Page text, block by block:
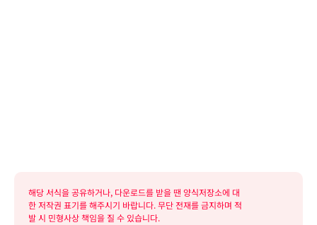
해당 서식을 공유하거나, 다운로드를 받을 땐 양식저장소에 대
한 저작권 표기를 해주시기 바랍니다. 무단 전재를 금지하며 적
발 시 민형사상 책임을 질 수 있습니다.